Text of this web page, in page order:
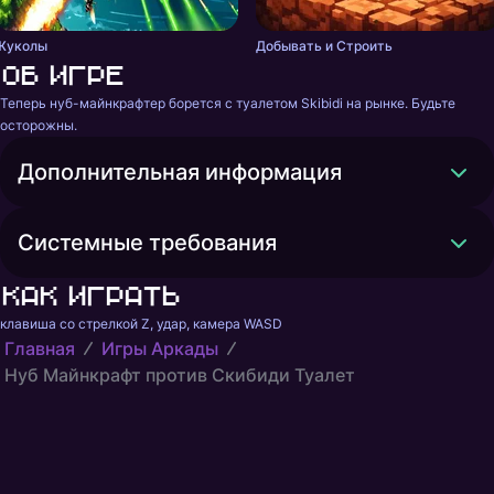
Добывать и Строить
Об игре
Теперь нуб-майнкрафтер борется с туалетом Skibidi на рынке. Будьте
осторожны.
Дополнительная информация
Системные требования
Как играть
клавиша со стрелкой Z, удар, камера WASD
Главная
Игры Аркады
Нуб Майнкрафт против Скибиди Туалет